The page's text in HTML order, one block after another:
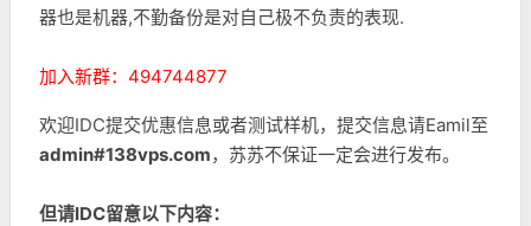
器也是机器,不勤备份是对自己极不负责的表现.
加入新群：494744877
欢迎IDC提交优惠信息或者测试样机，提交信息请Eamil至
admin#138vps.com，苏苏不保证一定会进行发布。
但请IDC留意以下内容：